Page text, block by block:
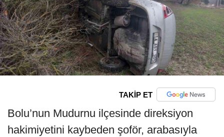
TAKİP ET
Bolu’nun Mudurnu ilçesinde direksiyon
hakimiyetini kaybeden şoför, arabasıyla